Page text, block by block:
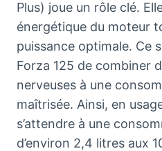
Plus) joue un rôle clé.
énergétique du moteur
puissance optimale. Ce
Forza 125 de combiner
nerveuses à une
maîtrisée. Ainsi, en
s’attendre à une
d’environ 2,4 litres aux